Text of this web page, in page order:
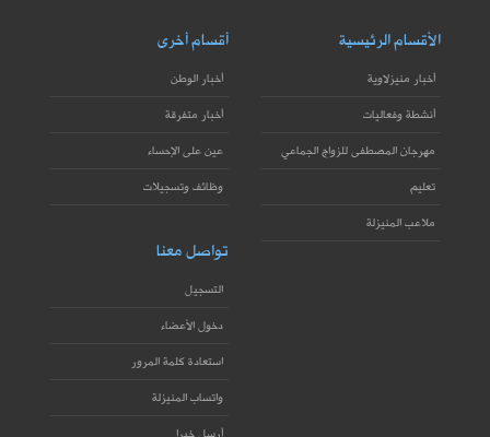
الأقسام الرئيسية
أخبار منيزلاوية
أنشطة وفعاليات
مهرجان المصطفى للزواج الجماعي
تعليم
ملاعب المنيزلة
أقسام أخرى
أخبار الوطن
أخبار متفرقة
عين على الإحساء
وظائف وتسجيلات
تواصل معنا
التسجيل
دخول الأعضاء
استعادة كلمة المرور
واتساب المنيزلة